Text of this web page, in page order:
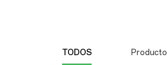
TODOS Producto